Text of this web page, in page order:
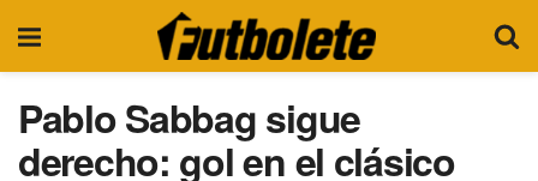
Pablo Sabbag sigue
derecho: gol en el clásico